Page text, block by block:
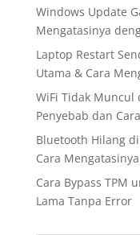
Windows Update
Mengatasinya
Laptop Restart
Utama & Cara
WiFi Tidak Muncul
Penyebab dan
Bluetooth Hilang
Cara Mengatasinya
Cara Bypass TPM
Lama Tanpa Error